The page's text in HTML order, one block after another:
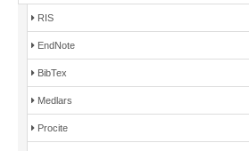
RIS
EndNote
BibTex
Medlars
Procite